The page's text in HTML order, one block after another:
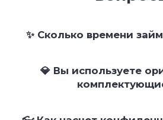
✨ Сколько времени
💎 Вы используете